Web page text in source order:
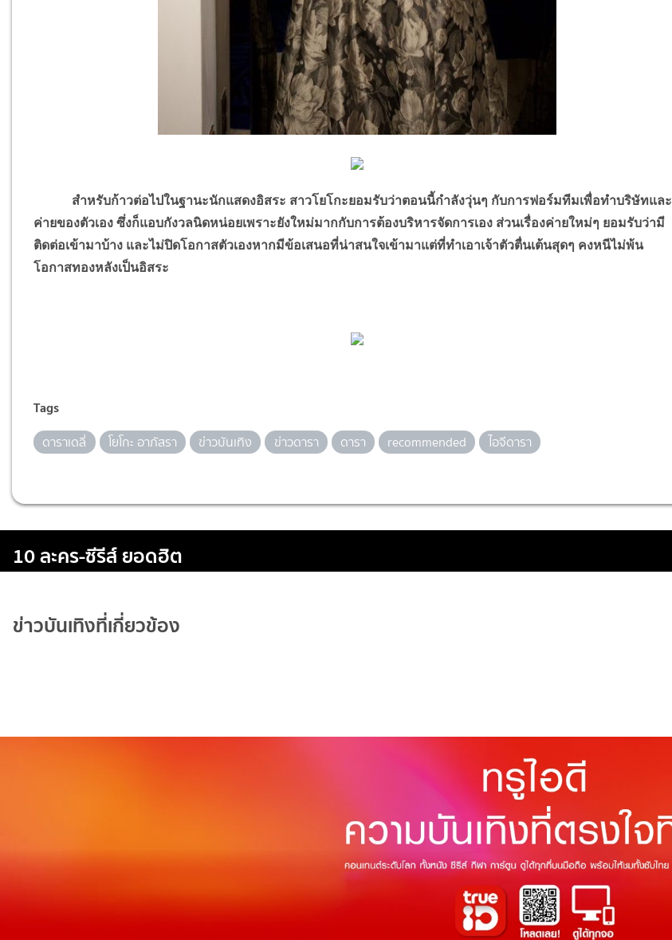
สำหรับก้าวต่อไปในฐานะนักแสดงอิสระ สาวโยโกะยอมรับว่าตอนนี้กำลังวุ่นๆ กับการฟอร์มทีมเพื่อทำบริษัทและ
ค่ายของตัวเอง ซึ่งก็แอบกังวลนิดหน่อยเพราะยังใหม่มากกับการต้องบริหารจัดการเอง ส่วนเรื่องค่ายใหม่ๆ ยอมรับว่ามี
ติดต่อเข้ามาบ้าง และไม่ปิดโอกาสตัวเองหากมีข้อเสนอที่น่าสนใจเข้ามาแต่ที่ทำเอาเจ้าตัวตื่นเต้นสุดๆ คงหนีไม่พ้น
โอกาสทองหลังเป็นอิสระ
Tags
ดาราเดลี่ โยโกะ อาภัสรา ข่าวบันเทิง ข่าวดารา ดารา recommended ไอจีดารา
10 ละคร-ซีรีส์ ยอดฮิต
ข่าวบันเทิงที่เกี่ยวข้อง